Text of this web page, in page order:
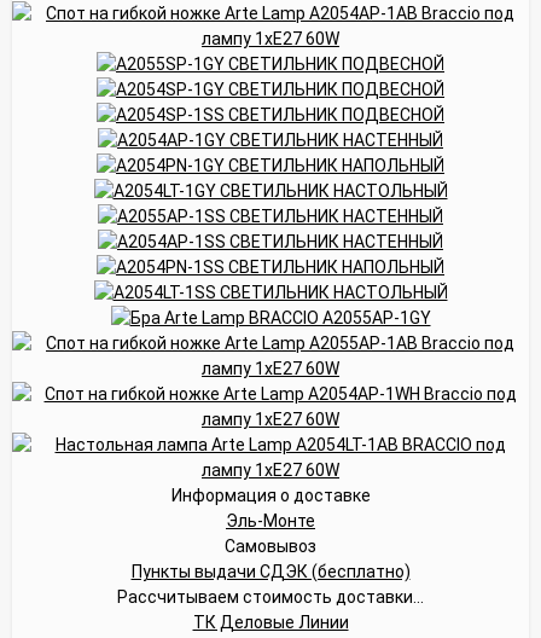
Информация о доставке
Эль-Монте
Самовывоз
Пункты выдачи СДЭК (бесплатно)
Рассчитываем стоимость доставки...
ТК Деловые Линии